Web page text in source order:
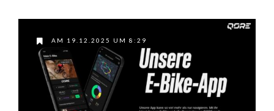
AM 19.12.2025 UM 8:29